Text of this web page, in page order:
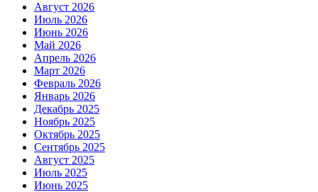
Август 2026
Июль 2026
Июнь 2026
Май 2026
Апрель 2026
Март 2026
Февраль 2026
Январь 2026
Декабрь 2025
Ноябрь 2025
Октябрь 2025
Сентябрь 2025
Август 2025
Июль 2025
Июнь 2025